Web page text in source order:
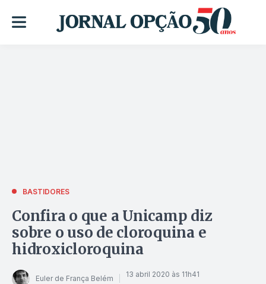
BASTIDORES
Confira o que a Unicamp diz
sobre o uso de cloroquina e
hidroxicloroquina
Euler de França Belém 13 abril 2020 às 11h41